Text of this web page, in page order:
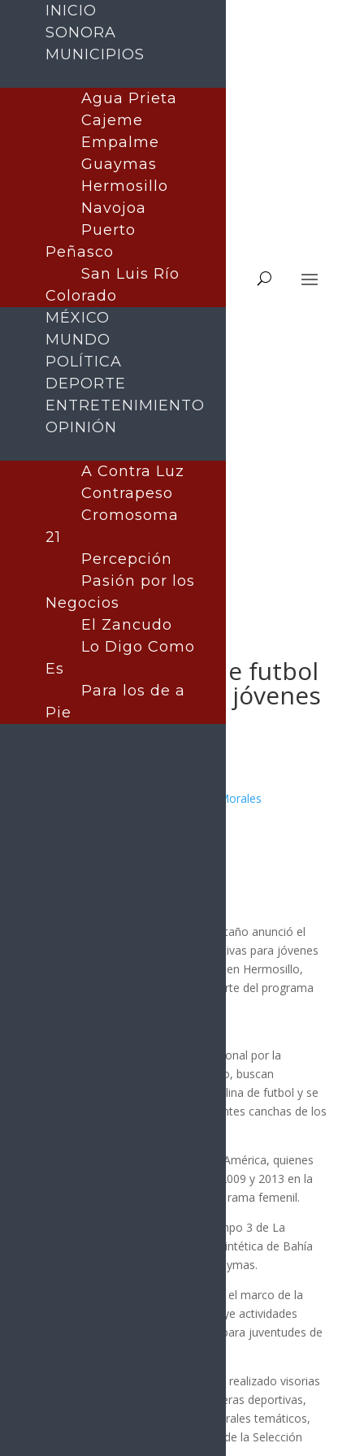
Buscar
Inician visorías de futbol
profesional para jóvenes
en Sonora
Juan Antonio Pérez Morales
El gobernador Alfonso Durazo Montaño anunció el
inicio de jornadas de visorías deportivas para jóvenes
interesados en el futbol profesional en Hermosillo,
Bahía de Kino y Guaymas, como parte del programa
Las visorías, impulsadas a nivel nacional por la
presidenta Claudia Sheinbaum Pardo, buscan
identificar talento juvenil en la disciplina de futbol y se
realizan del 5 al 8 de junio en diferentes canchas de los
Participan visores oficiales del Club América, quienes
evaluarán a jóvenes nacidos entre 2009 y 2013 en la
rama varonil y de 2010 a 2013 en la rama femenil.
Las sedes de las visorías son el Campo 3 de La
Sauceda en Hermosillo, la Cancha Sintética de Bahía
de Kino y la Cancha El Óvalo en Guaymas.
El programa Sonora Mundialista, en el marco de la
Copa Mundial de la FIFA 2026, incluye actividades
deportivas, culturales y recreativas para juventudes de
Como parte de la estrategia, se han realizado visorias
con clubes de primera división, carreras deportivas,
rallys, intervenciones artísticas y murales temáticos,
así como la proyección de partidos de la Selección
INICIO
SONORA
MUNICIPIOS
Agua Prieta
Cajeme
Empalme
Guaymas
Hermosillo
Navojoa
Puerto
Peñasco
San Luis Río
Colorado
MÉXICO
MUNDO
POLÍTICA
DEPORTE
ENTRETENIMIENTO
OPINIÓN
A Contra Luz
Contrapeso
Cromosoma
21
Percepción
Pasión por los
Negocios
El Zancudo
Lo Digo Como
Es
Para los de a
Pie